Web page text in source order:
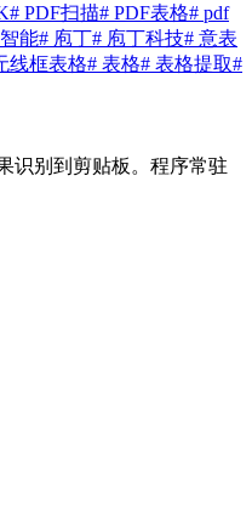
# PDF扫描# PDF表格# pdf
能# 庖丁# 庖丁科技# 意表
线框表格# 表格# 表格提取#
识别到剪贴板。程序常驻